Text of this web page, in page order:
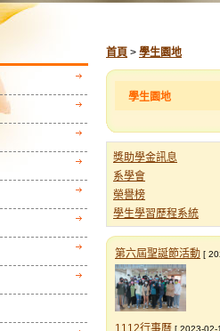
首頁 > 學生園地
學生園地
獎助學金訊息
系學會
榮譽榜
學生學習歷程系統
第六屆聖誕節活動 [
1112行事曆 [ 2023-02-